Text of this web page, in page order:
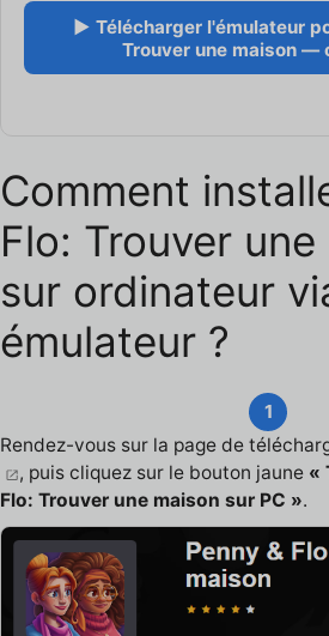
▶ Télécharger l'émulateur
Trouver une maison —
Comment
Flo: Trouver une
sur ordinateur
émulateur ?
1
Rendez-vous sur la page de
, puis cliquez sur le bouton jaune «
Flo: Trouver une maison sur PC ».